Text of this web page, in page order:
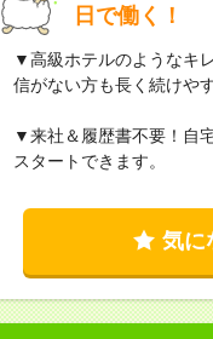
日で働く！
▼高級ホテルのようなキ
信がない方も長く続けや
▼来社＆履歴書不要！自
スタートできます。
気に